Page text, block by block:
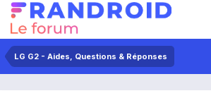
LG G2 - Aides, Questions & Réponses